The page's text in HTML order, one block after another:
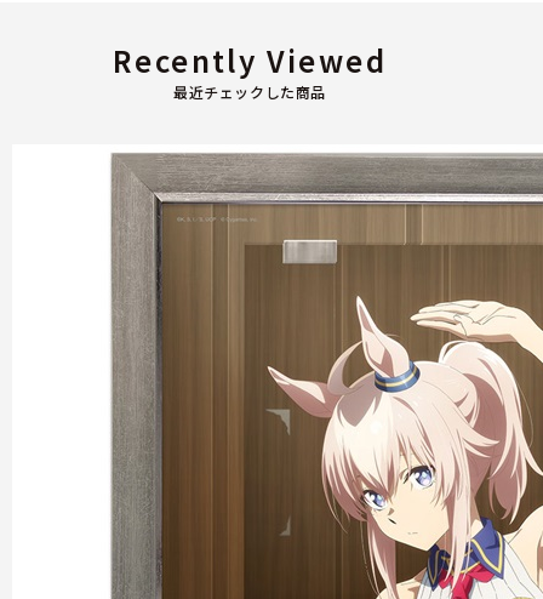
最近チェックした商品
Recently Viewed